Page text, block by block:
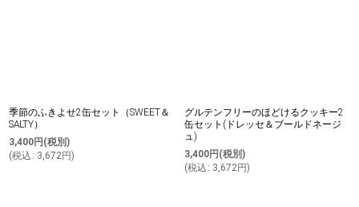
季節のふきよせ2缶セット（SWEET＆
SALTY）
3,400円 (税別)
(税込 : 3,672円)
グルテンフリーのほどけるクッキー2
缶セット(ドレッセ＆ブールドネージ
ュ)
3,400円 (税別)
(税込 : 3,672円)